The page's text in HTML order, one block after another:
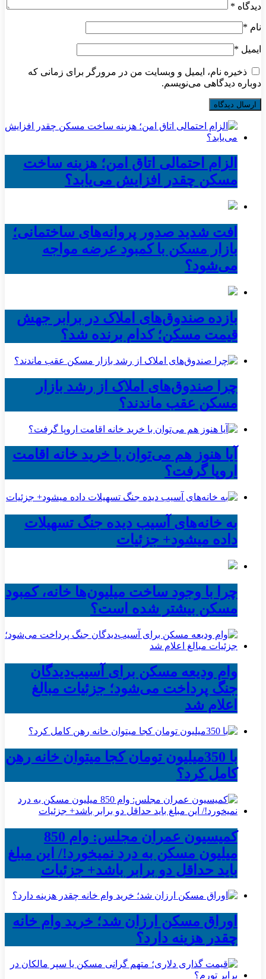
دیدگاه *
نام *
ایمیل *
ذخیره نام، ایمیل و وبسایت من در مرورگر برای زمانی که
دوباره دیدگاهی می‌نویسم.
الزام احتمالی اتاق امن؛ هزینه ساخت
مسکن چقدر افزایش می‌یابد؟
افت شدید صدور پروانه‌های ساختمانی؛
بازار مسکن با کمبود عرضه مواجه
می‌شود؟
بازده صندوق‌های املاک در برابر جهش
قیمت مسکن؛ کدام برنده شد؟
چرا صندوق‌های املاک از رشد بازار
مسکن عقب ماندند؟
آیا هنوز هم می‌توان با خرید خانه اقامت
اروپا گرفت؟
به خانه‌های آسیب دیده جنگ تسهیلات
داده میشود+ جزئیات
چرا با وجود ساخت میلیون‌ها خانه، کمبود
مسکن بیشتر شده است؟
وام ودیعه مسکن برای آسیب‌دیدگان
جنگ پرداخت می‌شود؛ جزئیات مبالغ
اعلام شد
با 350میلیون تومان کجا میتوان خانه رهن
کامل کرد؟
کمیسیون عمران مجلس: وام 850
میلیون مسکن به درد نمیخورد!/ این مبلغ
باید حداقل دو برابر باشد+ جزئیات
اوراق مسکن ارزان شد؛ خرید وام خانه
چقدر هزینه دارد؟